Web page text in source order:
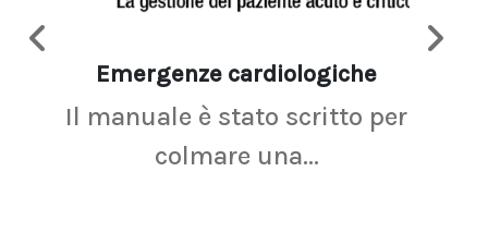
Emergenze cardiologiche
Il manuale è stato scritto per
colmare una...